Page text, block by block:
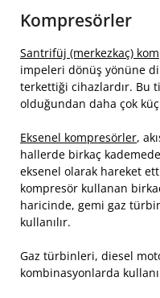
Kompresörler
Santrifüj (merkezkaç)
impeleri dönüş yönüne
terkettiği cihazlardır. Bu
olduğundan daha çok
Eksenel kompresörler,
hallerde birkaç
eksenel olarak hareket
kompresör kullanan
haricinde, gemi gaz
kullanılır.
Gaz türbinleri, diesel
kombinasyonlarda